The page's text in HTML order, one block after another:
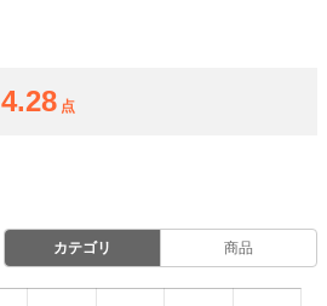
4.28 点
カテゴリ 商品